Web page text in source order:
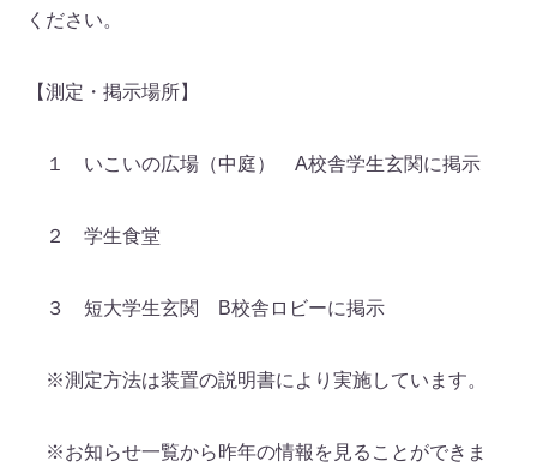
ください。
【測定・掲示場所】
１ いこいの広場（中庭） A校舎学生玄関に掲示
２ 学生食堂
３ 短大学生玄関 B校舎ロビーに掲示
※測定方法は装置の説明書により実施しています。
※お知らせ一覧から昨年の情報を見ることができま